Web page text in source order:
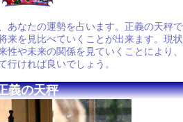
あなたの運勢を占います。正義の天秤で
来を見比べていくことが出来ます。現状
性や未来の関係を見ていくことにより、
行ければ良いでしょう。
義の天秤